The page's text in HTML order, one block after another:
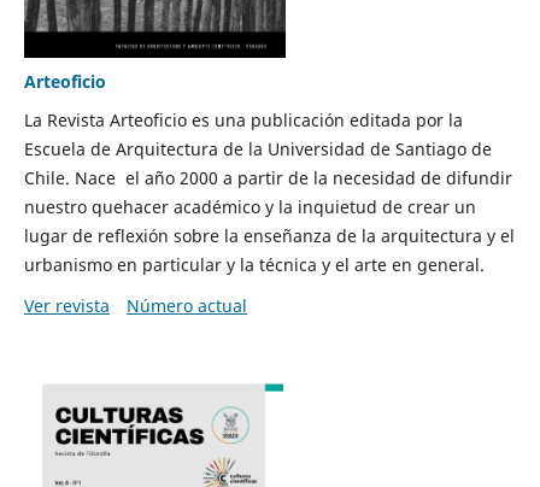
Arteoficio
La Revista Arteoficio es una publicación editada por la
Escuela de Arquitectura de la Universidad de Santiago de
Chile. Nace el año 2000 a partir de la necesidad de difundir
nuestro quehacer académico y la inquietud de crear un
lugar de reflexión sobre la enseñanza de la arquitectura y el
urbanismo en particular y la técnica y el arte en general.
Ver revista
Número actual